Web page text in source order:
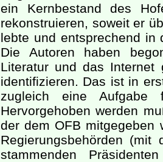
ein Kernbestand des
rekonstruieren, soweit er
lebte und entsprechend in
Die Autoren haben
Literatur und das Internet
identifizieren. Das ist in
zugleich eine Aufgabe
Hervorgehoben werden
der dem OFB mitgegeben
Regierungsbehörden
stammenden